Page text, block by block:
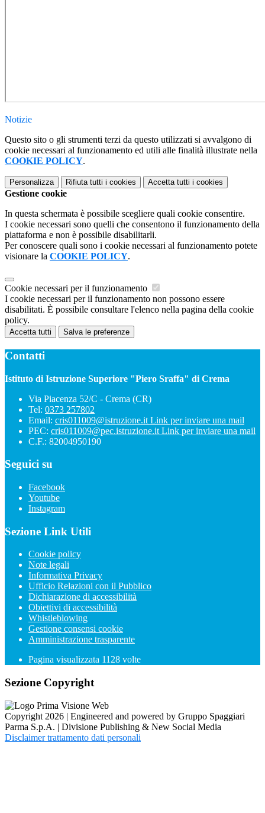
Notizie
Questo sito o gli strumenti terzi da questo utilizzati si avvalgono di
cookie necessari al funzionamento ed utili alle finalità illustrate nella
COOKIE POLICY.
Personalizza Rifiuta tutti i cookies Accetta tutti i cookies
Gestione cookie
In questa schermata è possibile scegliere quali cookie consentire.
I cookie necessari sono quelli che consentono il funzionamento della
piattaforma e non è possibile disabilitarli.
Per conoscere quali sono i cookie necessari al funzionamento potete
visionare la COOKIE POLICY.
Cookie necessari per il funzionamento
I cookie necessari per il funzionamento non possono essere
disabilitati. È possibile consultare l'elenco nella pagina della cookie
policy.
Accetta tutti Salva le preferenze
Contatti
Istituto di Istruzione Superiore "Piero Sraffa" di Crema
Via Piacenza 52/C - Crema (CR)
Tel: 0373 257802
Email: cris011009@istruzione.it Link per inviare una mail
PEC: cris011009@pec.istruzione.it Link per inviare una mail
C.F.: 82004950190
Seguici su
Facebook
Youtube
Instagram
Sezione Link Utili
Cookie policy
Note legali
Informativa Privacy
Ufficio Relazioni con il Pubblico
Dichiarazione di accessibilità
Obiettivi di accessibilità
Whistleblowing
Gestione consensi cookie
Amministrazione trasparente
Pagina visualizzata 1128 volte
Sezione Copyright
Copyright 2026 | Engineered and powered by Gruppo Spaggiari
Parma S.p.A. | Divisione Publishing & New Social Media
Disclaimer trattamento dati personali